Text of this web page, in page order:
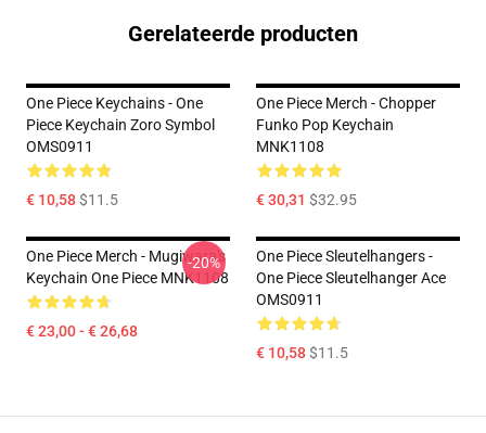
Gerelateerde producten
One Piece Keychains - One
Piece Keychain Zoro Symbol
OMS0911
€ 10,58$11.5
One Piece Merch - Chopper
Funko Pop Keychain
MNK1108
€ 30,31 $32.95
One Piece Merch - Mugiwara's
Keychain One Piece MNK1108
€ 23,00 - € 26,68
-20%
One Piece Sleutelhangers -
One Piece Sleutelhanger Ace
OMS0911
€ 10,58$11.5